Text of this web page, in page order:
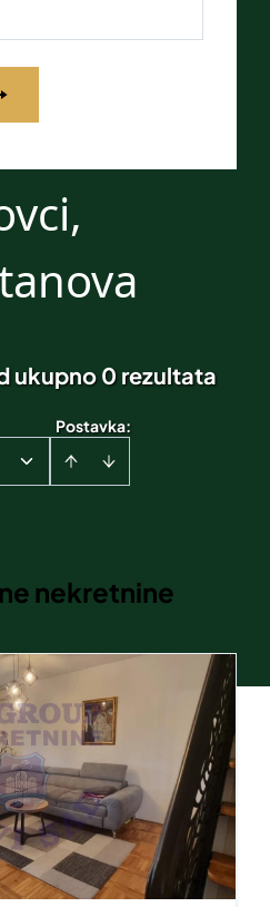
ukupno 0 rezultata
Postavka:
nekretnine